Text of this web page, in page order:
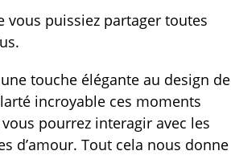
vous puissiez partager toutes
touche élégante au design de
incroyable ces moments
pourrez interagir avec les
d’amour. Tout cela nous donne